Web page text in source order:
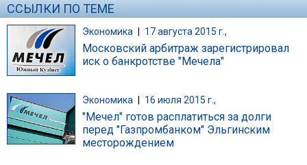
ССЫЛКИ ПО ТЕМЕ
Экономика | 17 августа 2015 г.,
Московский арбитраж зарегистрировал
иск о банкротстве "Мечела"
Экономика 16 июля 2015 г.,
"Мечел" готов расплатиться за долги
перед "Газпромбанком" Эльгинским
месторождением